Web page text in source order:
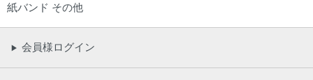
紙バンド その他
▶ 会員様ログイン